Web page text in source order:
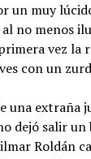
un muy
no menos
vez la
con un
extraña
dejó salir
Roldán